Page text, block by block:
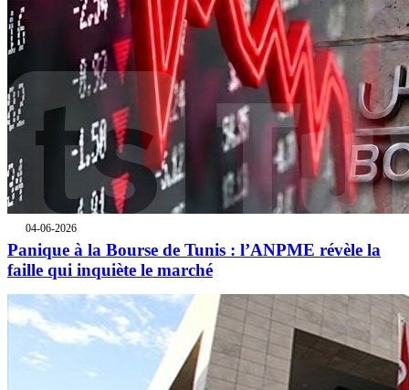
04-06-2026
Panique à la Bourse de Tunis : l’ANPME révèle la
faille qui inquiète le marché